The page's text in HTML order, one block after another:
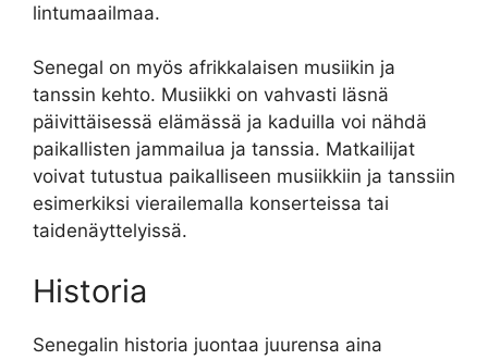
lintumaailmaa.
Senegal on myös afrikkalaisen musiikin ja
tanssin kehto. Musiikki on vahvasti läsnä
päivittäisessä elämässä ja kaduilla voi nähdä
paikallisten jammailua ja tanssia. Matkailijat
voivat tutustua paikalliseen musiikkiin ja tanssiin
esimerkiksi vierailemalla konserteissa tai
taidenäyttelyissä.
Historia
Senegalin historia juontaa juurensa aina